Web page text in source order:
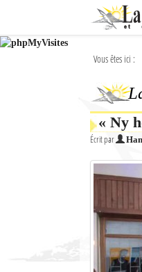
L'actualité à Diego Suarez
Vous êtes ici :
« Ny
Écrit par